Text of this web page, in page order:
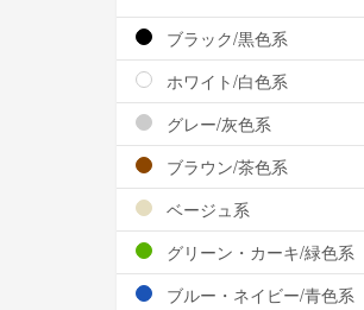
ブラック/黒色系
ホワイト/白色系
グレー/灰色系
ブラウン/茶色系
ベージュ系
グリーン・カーキ/緑色系
ブルー・ネイビー/青色系